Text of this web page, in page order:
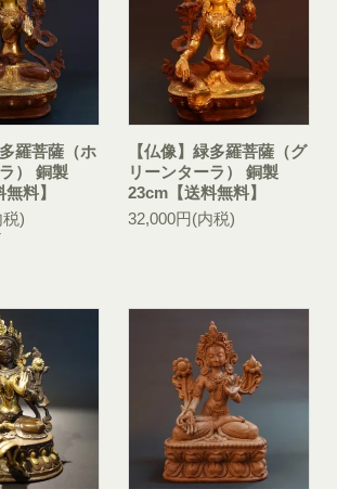
羅菩薩（ホ
） 銅製
料】
)
【仏像】緑多羅菩薩（グ
リーンターラ） 銅製
23cm【送料無料】
32,000円(内税)